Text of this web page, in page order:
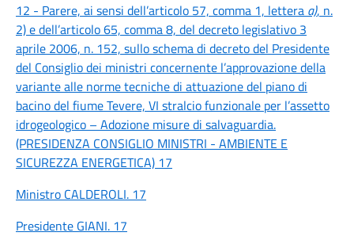
12 - Parere, ai sensi dell’articolo 57, comma 1, lettera a), n.
2) e dell’articolo 65, comma 8, del decreto legislativo 3
aprile 2006, n. 152, sullo schema di decreto del Presidente
del Consiglio dei ministri concernente l’approvazione della
variante alle norme tecniche di attuazione del piano di
bacino del fiume Tevere, VI stralcio funzionale per l’assetto
idrogeologico – Adozione misure di salvaguardia.
(PRESIDENZA CONSIGLIO MINISTRI - AMBIENTE E
SICUREZZA ENERGETICA) 17
Ministro CALDEROLI. 17
Presidente GIANI. 17